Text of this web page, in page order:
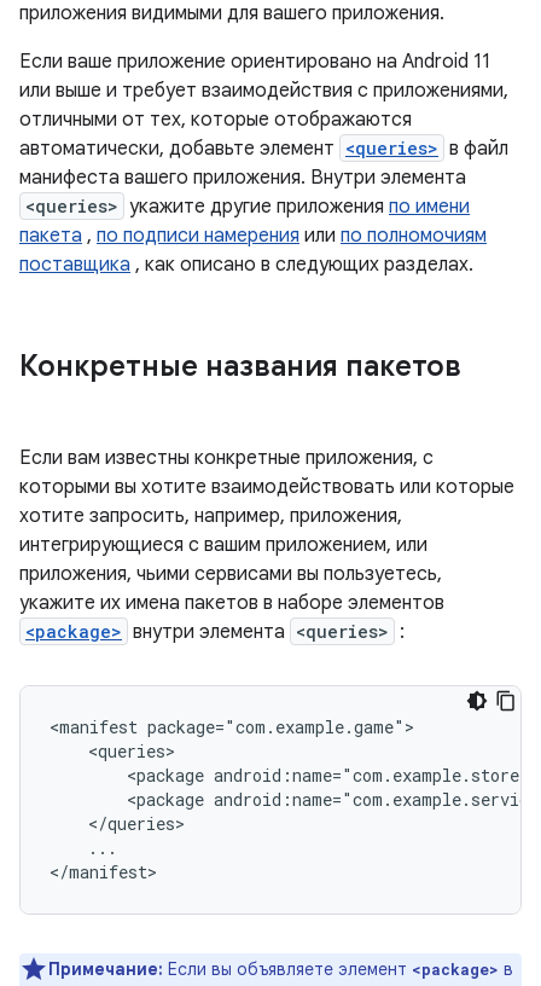
приложения видимыми для вашего приложения.
Если ваше приложение ориентировано на Android 11
или выше и требует взаимодействия с приложениями,
отличными от тех, которые отображаются
автоматически, добавьте элемент <queries> в файл
манифеста вашего приложения. Внутри элемента
<queries> укажите другие приложения по имени
пакета , по подписи намерения или по полномочиям
поставщика , как описано в следующих разделах.
Конкретные названия пакетов
Если вам известны конкретные приложения, с
которыми вы хотите взаимодействовать или которые
хотите запросить, например, приложения,
интегрирующиеся с вашим приложением, или
приложения, чьими сервисами вы пользуетесь,
укажите их имена пакетов в наборе элементов
<package> внутри элемента <queries> :
<manifest
<package android:name="com.example.store"
<package
...
</manifest>
Примечание: Если вы объявляете элемент <package> в